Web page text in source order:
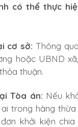
có thể thực
cơ sở: Thông
hoặc UBND
thuận.
Tòa án: Nếu
trong hàng
khởi kiện